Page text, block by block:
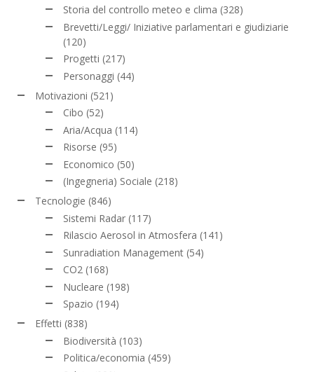
Storia del controllo meteo e clima (328)
Brevetti/Leggi/ Iniziative parlamentari e giudiziarie
(120)
Progetti (217)
Personaggi (44)
Motivazioni (521)
Cibo (52)
Aria/Acqua (114)
Risorse (95)
Economico (50)
(Ingegneria) Sociale (218)
Tecnologie (846)
Sistemi Radar (117)
Rilascio Aerosol in Atmosfera (141)
Sunradiation Management (54)
CO2 (168)
Nucleare (198)
Spazio (194)
Effetti (838)
Biodiversità (103)
Politica/economia (459)